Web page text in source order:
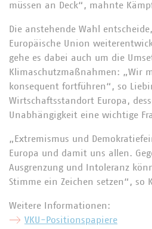
müssen an Deck“, mahnte
Die anstehende Wahl
Europäische Union
gehe es dabei auch um die
Klimaschutzmaßnahmen: „Wir
konsequent fortführen“, so
Wirtschaftsstandort Europa,
Unabhängigkeit eine wichtige
„Extremismus und
Europa und damit uns allen.
Ausgrenzung und Intoleranz
Stimme ein Zeichen setzen“, so
Weitere Informationen:
VKU-Positionspapiere